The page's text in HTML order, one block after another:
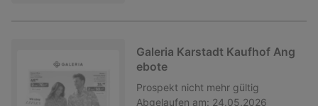
Galeria Karstadt Kaufhof Ang
ebote
Prospekt nicht mehr gültig
Abgelaufen am: 24.05.2026